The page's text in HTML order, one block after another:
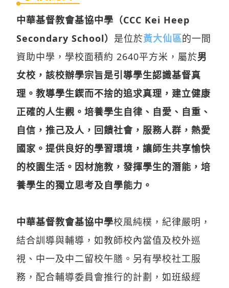
中華基督教會基協中學（CCC Kei Heep
Secondary School） 是位於黃大仙區的一間
資助中學，學校面積約 2640平方米，屬於男
女校，該校辦學宗旨是引導學生認識基督真
理。教導學生鍥而不捨的追求真理，建立健康
正確的人生觀。培養學生自律、自愛、自重、
自信，推己及人，回饋社會，服務人群，熱愛
國家。提供良好的學習環境，讓師生共享愉快
的校園生活。因材施教，發揮學生的潛能，培
養學生的獨立思考及自學能力。
中華基督教會基協中學校風純樸，紀律嚴明，
結合訓導與輔導，如教師校內當值及校外巡
視、中一及中二留校午膳。另有學校社工服
務，配合輔導委員會推行的計劃，如班級經